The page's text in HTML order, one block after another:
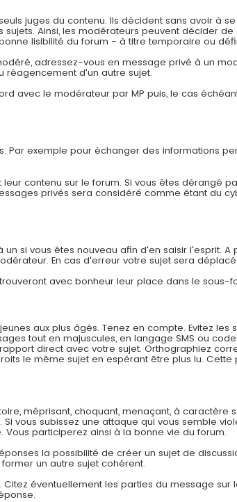
juges du contenu. Ils décident sans avoir à
Ainsi, les modérateurs peuvent décider de
lisibilité du forum - à titre temporaire ou
adressez-vous en message privé à un
réagencement d'un autre sujet.
avec le modérateur par MP puis, le cas
exemple pour échanger des informations
contenu sur le forum. Si vous êtes dérangé
privés sera considéré comme étant du
si vous êtes nouveau afin d'en saisir l'esprit. A
En cas d'erreur votre sujet sera déplacé.
avec bonheur leur place dans le sous-
aux plus âgés. Tenez en compte. Evitez les
tout en majuscules, en langage SMS ou
direct avec votre sujet. Orthographiez
le même sujet en espérant être plus lu.
méprisant, choquant, menaçant, à caractère
vous subissez une attaque qui vous semble
participerez ainsi à la bonne vie du forum.
la possibilité de créer un sujet de
un autre sujet cohérent.
éventuellement les parties du message sur